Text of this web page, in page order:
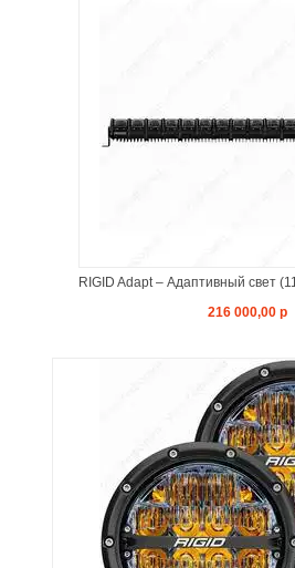
RIGID Adapt – Адаптивный свет
216 000,00 р